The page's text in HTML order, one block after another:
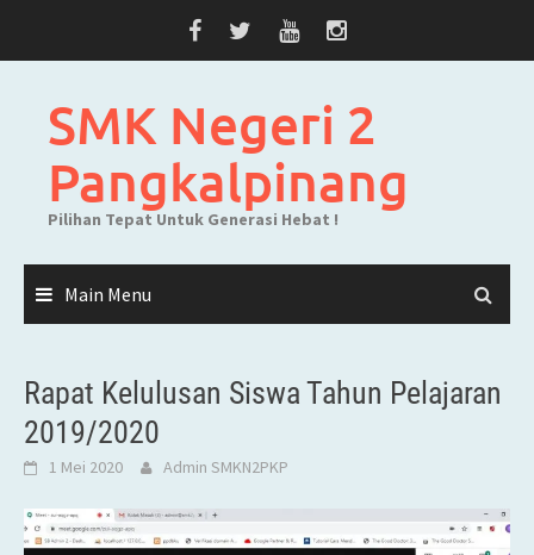
SMK Negeri 2
Pangkalpinang
Pilihan Tepat Untuk Generasi Hebat !
Main Menu
Rapat Kelulusan Siswa Tahun Pelajaran
2019/2020
1 Mei 2020 Admin SMKN2PKP